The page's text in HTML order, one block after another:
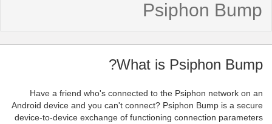
Psiphon Bump
What is Psiphon Bump?
Have a friend who's connected to the Psiphon network on an
Android device and you can't connect? Psiphon Bump is a secure
device-to-device exchange of functioning connection parameters